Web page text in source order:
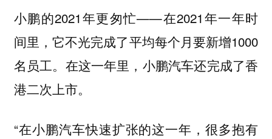
小鹏的2021年更匆忙——在2021年一年时
间里，它不光完成了平均每个月要新增1000
名员工。在这一年里，小鹏汽车还完成了香
港二次上市。
“在小鹏汽车快速扩张的这一年，很多抱有